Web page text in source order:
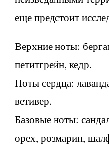
еще предстоит
Верхние ноты:
петитгрейн, кедр.
Ноты сердца:
ветивер.
Базовые ноты:
орех, розмарин,